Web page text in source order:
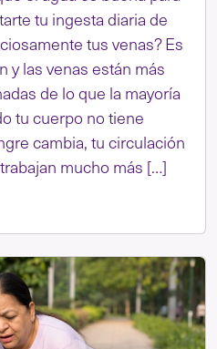
tu ingesta diaria de
tus venas? Es
y las venas están más
de lo que la mayoría
tu cuerpo no tiene
cambia, tu circulación
mucho más […]